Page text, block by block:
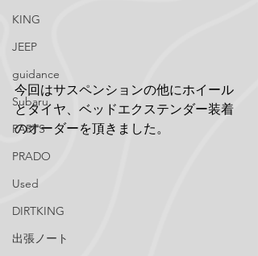
KING
JEEP
guidance
Subaru
PARTS
PRADO
Used
DIRTKING
出張ノート
今回はサスペンションの他にホイール
とタイヤ、ベッドエクステンダー装着
のオーダーを頂きました。